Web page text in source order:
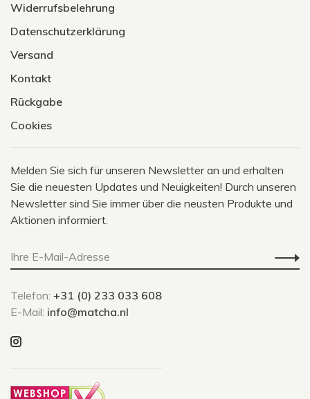
Widerrufsbelehrung
Datenschutzerklärung
Versand
Kontakt
Rückgabe
Cookies
Melden Sie sich für unseren Newsletter an und erhalten
Sie die neuesten Updates und Neuigkeiten! Durch unseren
Newsletter sind Sie immer über die neusten Produkte und
Aktionen informiert.
Telefon: +31 (0) 233 033 608
E-Mail: info@matcha.nl